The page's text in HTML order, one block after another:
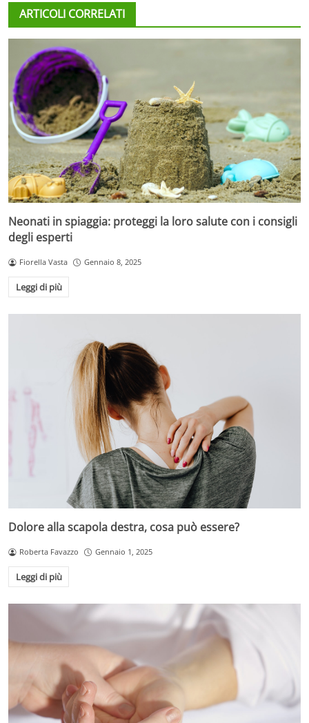
ARTICOLI CORRELATI
Neonati in spiaggia: proteggi la loro salute con i consigli
degli esperti
Fiorella Vasta Gennaio 8, 2025
Leggi di più
Dolore alla scapola destra, cosa può essere?
Roberta Favazzo Gennaio 1, 2025
Leggi di più